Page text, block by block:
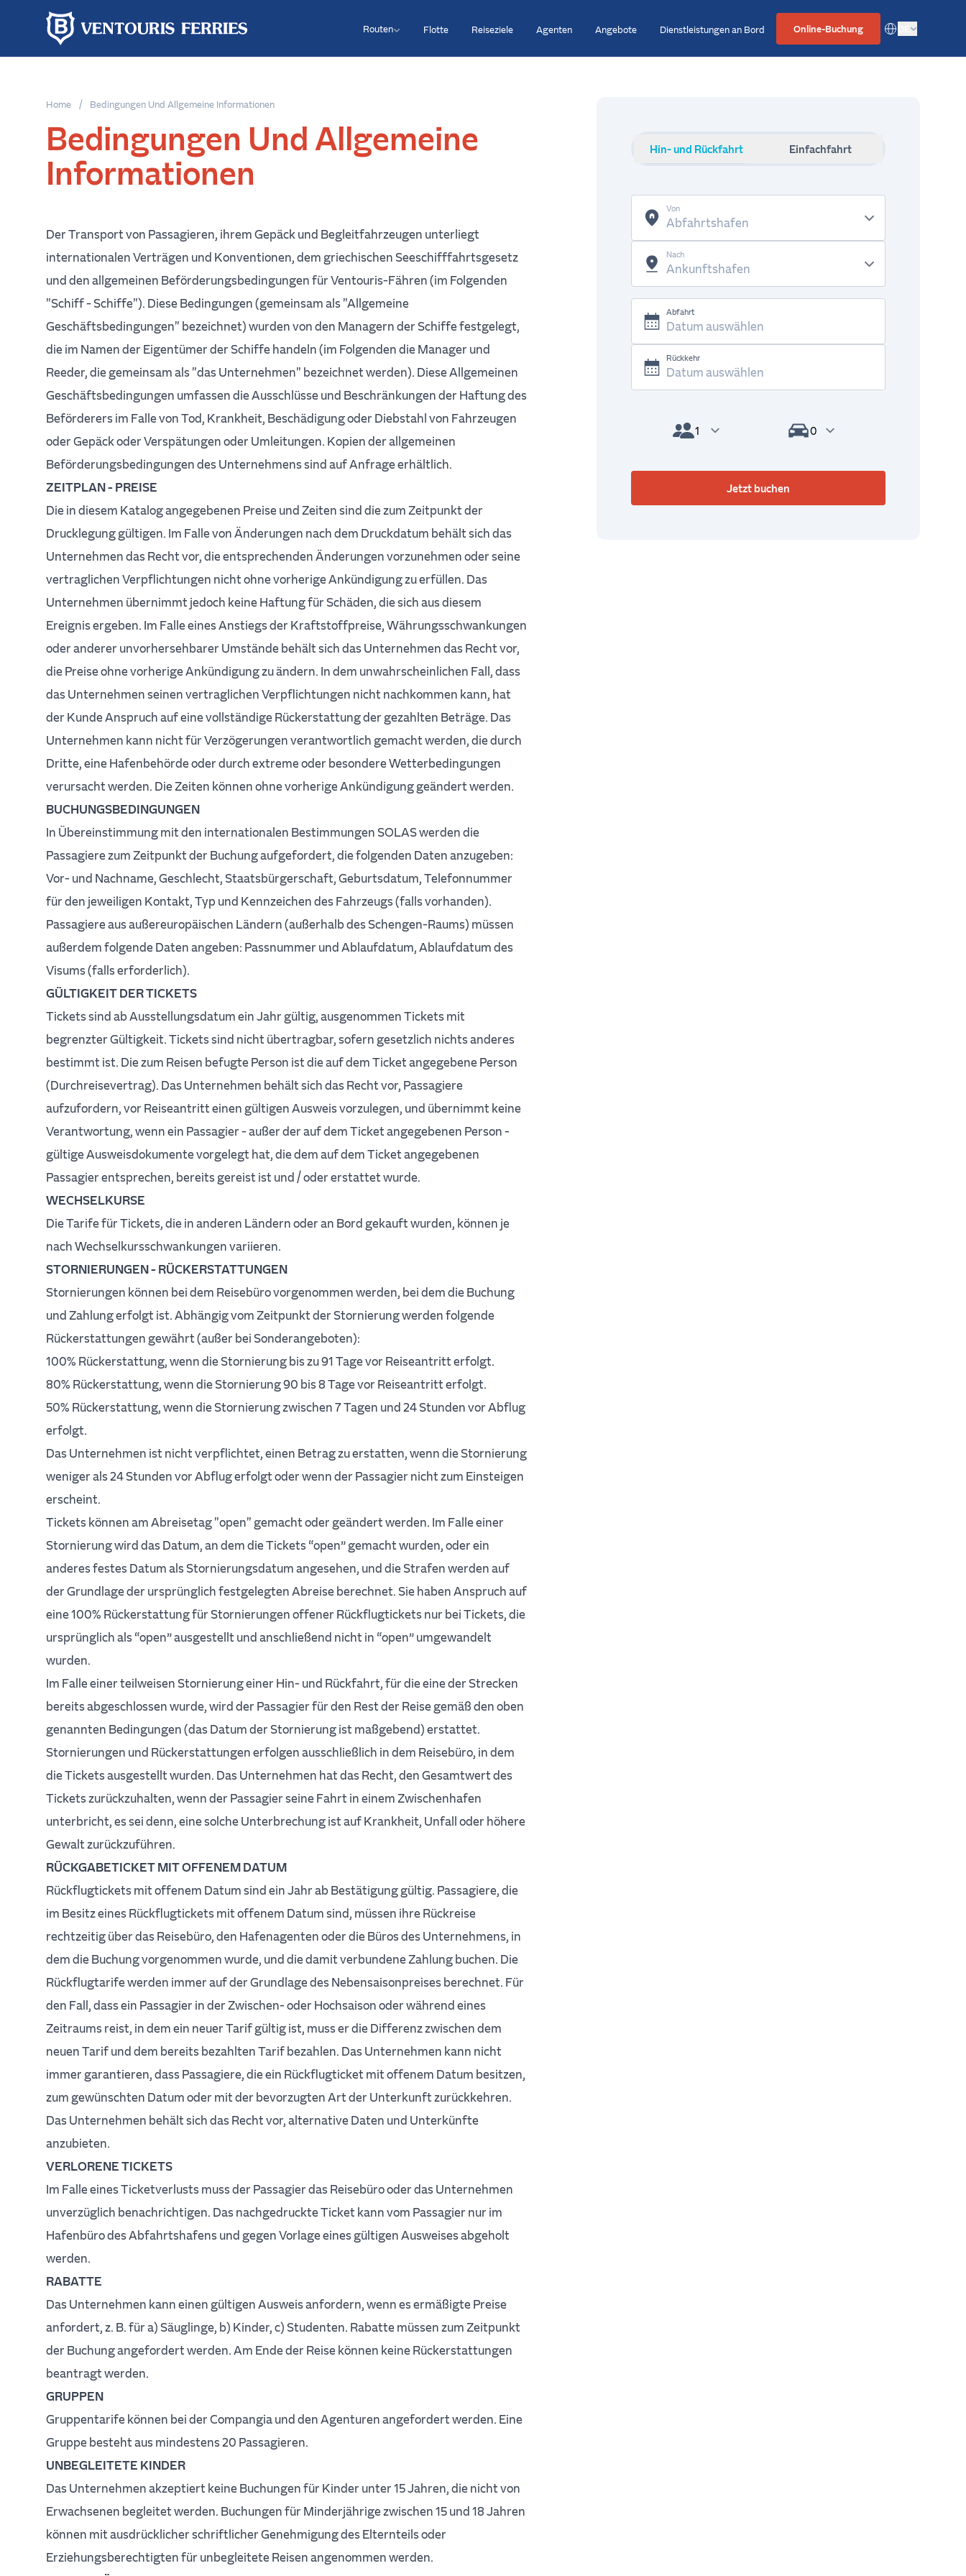
Routen Flotte Reiseziele Agenten Angebote Dienstleistungen an Bord Online-Buchung
Hin-
und
Rückfahrt
Einfachfahrt
Von
Nach
Fahrzeuge
Jetzt
buchen
Home / Bedingungen Und Allgemeine Informationen
Bedingungen Und Allgemeine
Informationen
Der Transport von Passagieren, ihrem Gepäck und Begleitfahrzeugen unterliegt
internationalen Verträgen und Konventionen, dem griechischen Seeschifffahrtsgesetz
und den allgemeinen Beförderungsbedingungen für Ventouris-Fähren (im Folgenden
"Schiff - Schiffe"). Diese Bedingungen (gemeinsam als "Allgemeine
Geschäftsbedingungen" bezeichnet) wurden von den Managern der Schiffe festgelegt,
die im Namen der Eigentümer der Schiffe handeln (im Folgenden die Manager und
Reeder, die gemeinsam als "das Unternehmen" bezeichnet werden). Diese Allgemeinen
Geschäftsbedingungen umfassen die Ausschlüsse und Beschränkungen der Haftung des
Beförderers im Falle von Tod, Krankheit, Beschädigung oder Diebstahl von Fahrzeugen
oder Gepäck oder Verspätungen oder Umleitungen. Kopien der allgemeinen
Beförderungsbedingungen des Unternehmens sind auf Anfrage erhältlich.
ZEITPLAN - PREISE
Die in diesem Katalog angegebenen Preise und Zeiten sind die zum Zeitpunkt der
Drucklegung gültigen. Im Falle von Änderungen nach dem Druckdatum behält sich das
Unternehmen das Recht vor, die entsprechenden Änderungen vorzunehmen oder seine
vertraglichen Verpflichtungen nicht ohne vorherige Ankündigung zu erfüllen. Das
Unternehmen übernimmt jedoch keine Haftung für Schäden, die sich aus diesem
Ereignis ergeben. Im Falle eines Anstiegs der Kraftstoffpreise, Währungsschwankungen
oder anderer unvorhersehbarer Umstände behält sich das Unternehmen das Recht vor,
die Preise ohne vorherige Ankündigung zu ändern. In dem unwahrscheinlichen Fall, dass
das Unternehmen seinen vertraglichen Verpflichtungen nicht nachkommen kann, hat
der Kunde Anspruch auf eine vollständige Rückerstattung der gezahlten Beträge. Das
Unternehmen kann nicht für Verzögerungen verantwortlich gemacht werden, die durch
Dritte, eine Hafenbehörde oder durch extreme oder besondere Wetterbedingungen
verursacht werden. Die Zeiten können ohne vorherige Ankündigung geändert werden.
BUCHUNGSBEDINGUNGEN
In Übereinstimmung mit den internationalen Bestimmungen SOLAS werden die
Passagiere zum Zeitpunkt der Buchung aufgefordert, die folgenden Daten anzugeben:
Vor- und Nachname, Geschlecht, Staatsbürgerschaft, Geburtsdatum, Telefonnummer
für den jeweiligen Kontakt, Typ und Kennzeichen des Fahrzeugs (falls vorhanden).
Passagiere aus außereuropäischen Ländern (außerhalb des Schengen-Raums) müssen
außerdem folgende Daten angeben: Passnummer und Ablaufdatum, Ablaufdatum des
Visums (falls erforderlich).
GÜLTIGKEIT DER TICKETS
Tickets sind ab Ausstellungsdatum ein Jahr gültig, ausgenommen Tickets mit
begrenzter Gültigkeit. Tickets sind nicht übertragbar, sofern gesetzlich nichts anderes
bestimmt ist. Die zum Reisen befugte Person ist die auf dem Ticket angegebene Person
(Durchreisevertrag). Das Unternehmen behält sich das Recht vor, Passagiere
aufzufordern, vor Reiseantritt einen gültigen Ausweis vorzulegen, und übernimmt keine
Verantwortung, wenn ein Passagier - außer der auf dem Ticket angegebenen Person -
gültige Ausweisdokumente vorgelegt hat, die dem auf dem Ticket angegebenen
Passagier entsprechen, bereits gereist ist und / oder erstattet wurde.
WECHSELKURSE
Die Tarife für Tickets, die in anderen Ländern oder an Bord gekauft wurden, können je
nach Wechselkursschwankungen variieren.
STORNIERUNGEN - RÜCKERSTATTUNGEN
Stornierungen können bei dem Reisebüro vorgenommen werden, bei dem die Buchung
und Zahlung erfolgt ist. Abhängig vom Zeitpunkt der Stornierung werden folgende
Rückerstattungen gewährt (außer bei Sonderangeboten):
100% Rückerstattung, wenn die Stornierung bis zu 91 Tage vor Reiseantritt erfolgt.
80% Rückerstattung, wenn die Stornierung 90 bis 8 Tage vor Reiseantritt erfolgt.
50% Rückerstattung, wenn die Stornierung zwischen 7 Tagen und 24 Stunden vor Abflug
erfolgt.
Das Unternehmen ist nicht verpflichtet, einen Betrag zu erstatten, wenn die Stornierung
weniger als 24 Stunden vor Abflug erfolgt oder wenn der Passagier nicht zum Einsteigen
erscheint.
Tickets können am Abreisetag "open" gemacht oder geändert werden. Im Falle einer
Stornierung wird das Datum, an dem die Tickets “open” gemacht wurden, oder ein
anderes festes Datum als Stornierungsdatum angesehen, und die Strafen werden auf
der Grundlage der ursprünglich festgelegten Abreise berechnet. Sie haben Anspruch auf
eine 100% Rückerstattung für Stornierungen offener Rückflugtickets nur bei Tickets, die
ursprünglich als “open” ausgestellt und anschließend nicht in “open” umgewandelt
wurden.
Im Falle einer teilweisen Stornierung einer Hin- und Rückfahrt, für die eine der Strecken
bereits abgeschlossen wurde, wird der Passagier für den Rest der Reise gemäß den oben
genannten Bedingungen (das Datum der Stornierung ist maßgebend) erstattet.
Stornierungen und Rückerstattungen erfolgen ausschließlich in dem Reisebüro, in dem
die Tickets ausgestellt wurden. Das Unternehmen hat das Recht, den Gesamtwert des
Tickets zurückzuhalten, wenn der Passagier seine Fahrt in einem Zwischenhafen
unterbricht, es sei denn, eine solche Unterbrechung ist auf Krankheit, Unfall oder höhere
Gewalt zurückzuführen.
RÜCKGABETICKET MIT OFFENEM DATUM
Rückflugtickets mit offenem Datum sind ein Jahr ab Bestätigung gültig. Passagiere, die
im Besitz eines Rückflugtickets mit offenem Datum sind, müssen ihre Rückreise
rechtzeitig über das Reisebüro, den Hafenagenten oder die Büros des Unternehmens, in
dem die Buchung vorgenommen wurde, und die damit verbundene Zahlung buchen. Die
Rückflugtarife werden immer auf der Grundlage des Nebensaisonpreises berechnet. Für
den Fall, dass ein Passagier in der Zwischen- oder Hochsaison oder während eines
Zeitraums reist, in dem ein neuer Tarif gültig ist, muss er die Differenz zwischen dem
neuen Tarif und dem bereits bezahlten Tarif bezahlen. Das Unternehmen kann nicht
immer garantieren, dass Passagiere, die ein Rückflugticket mit offenem Datum besitzen,
zum gewünschten Datum oder mit der bevorzugten Art der Unterkunft zurückkehren.
Das Unternehmen behält sich das Recht vor, alternative Daten und Unterkünfte
anzubieten.
VERLORENE TICKETS
Im Falle eines Ticketverlusts muss der Passagier das Reisebüro oder das Unternehmen
unverzüglich benachrichtigen. Das nachgedruckte Ticket kann vom Passagier nur im
Hafenbüro des Abfahrtshafens und gegen Vorlage eines gültigen Ausweises abgeholt
werden.
RABATTE
Das Unternehmen kann einen gültigen Ausweis anfordern, wenn es ermäßigte Preise
anfordert, z. B. für a) Säuglinge, b) Kinder, c) Studenten. Rabatte müssen zum Zeitpunkt
der Buchung angefordert werden. Am Ende der Reise können keine Rückerstattungen
beantragt werden.
GRUPPEN
Gruppentarife können bei der Compangia und den Agenturen angefordert werden. Eine
Gruppe besteht aus mindestens 20 Passagieren.
UNBEGLEITETE KINDER
Das Unternehmen akzeptiert keine Buchungen für Kinder unter 15 Jahren, die nicht von
Erwachsenen begleitet werden. Buchungen für Minderjährige zwischen 15 und 18 Jahren
können mit ausdrücklicher schriftlicher Genehmigung des Elternteils oder
Erziehungsberechtigten für unbegleitete Reisen angenommen werden.
Hin- und Rückfahrt Einfachfahrt
Von
Nach
Abfahrt
Rückkehr
Jetzt buchen